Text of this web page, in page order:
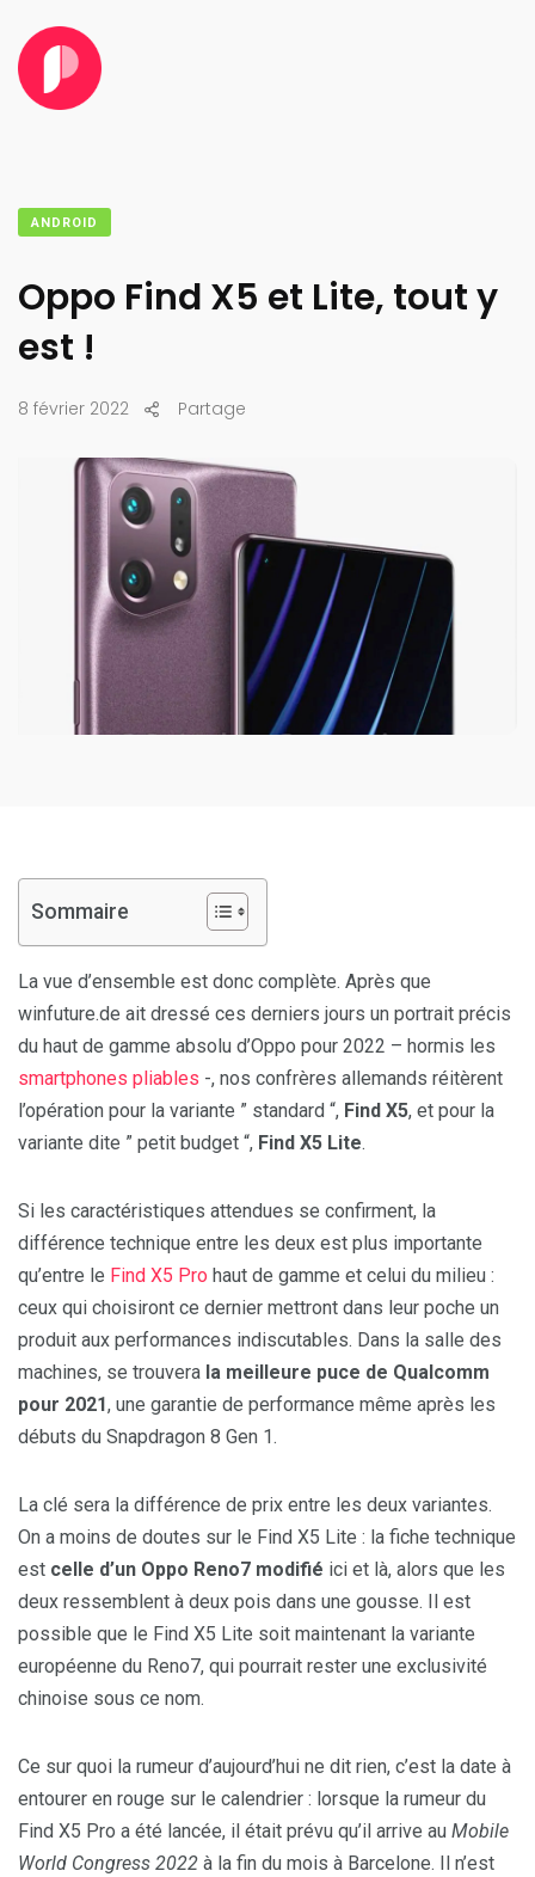
ANDROID
Oppo Find X5 et Lite, tout y
est !
8 février 2022 Partage
Sommaire
La vue d’ensemble est donc complète. Après que
winfuture.de ait dressé ces derniers jours un portrait précis
du haut de gamme absolu d’Oppo pour 2022 – hormis les
smartphones pliables -, nos confrères allemands réitèrent
l’opération pour la variante ” standard “, Find X5, et pour la
variante dite ” petit budget “, Find X5 Lite.
Si les caractéristiques attendues se confirment, la
différence technique entre les deux est plus importante
qu’entre le Find X5 Pro haut de gamme et celui du milieu :
ceux qui choisiront ce dernier mettront dans leur poche un
produit aux performances indiscutables. Dans la salle des
machines, se trouvera la meilleure puce de Qualcomm
pour 2021, une garantie de performance même après les
débuts du Snapdragon 8 Gen 1.
La clé sera la différence de prix entre les deux variantes.
On a moins de doutes sur le Find X5 Lite : la fiche technique
est celle d’un Oppo Reno7 modifié ici et là, alors que les
deux ressemblent à deux pois dans une gousse. Il est
possible que le Find X5 Lite soit maintenant la variante
européenne du Reno7, qui pourrait rester une exclusivité
chinoise sous ce nom.
Ce sur quoi la rumeur d’aujourd’hui ne dit rien, c’est la date à
entourer en rouge sur le calendrier : lorsque la rumeur du
Find X5 Pro a été lancée, il était prévu qu’il arrive au Mobile
World Congress 2022 à la fin du mois à Barcelone. Il n’est